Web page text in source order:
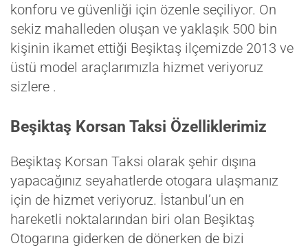
konforu ve güvenliği için özenle seçiliyor. On
sekiz mahalleden oluşan ve yaklaşık 500 bin
kişinin ikamet ettiği Beşiktaş ilçemizde 2013 ve
üstü model araçlarımızla hizmet veriyoruz
sizlere .
Beşiktaş Korsan Taksi Özelliklerimiz
Beşiktaş Korsan Taksi olarak şehir dışına
yapacağınız seyahatlerde otogara ulaşmanız
için de hizmet veriyoruz. İstanbul’un en
hareketli noktalarından biri olan Beşiktaş
Otogarına giderken de dönerken de bizi